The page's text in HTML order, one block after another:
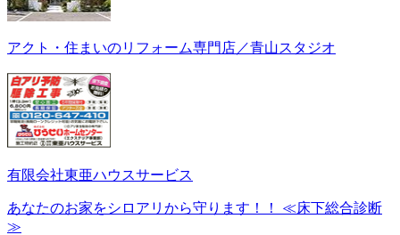
アクト・住まいのリフォーム専門店／青山スタジオ
有限会社東亜ハウスサービス
あなたのお家をシロアリから守ります！！ ≪床下総合診断
≫